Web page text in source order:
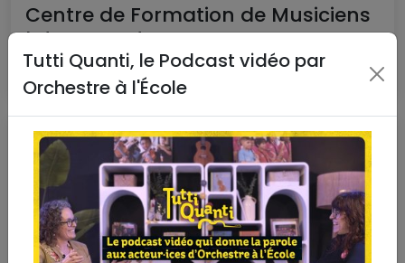
Centre de Formation de Musiciens
Intervenants
Lire la suite
Tutti Quanti, le Podcast vidéo par
Orchestre à l'École